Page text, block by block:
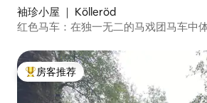
袖珍小屋 ｜ Kölleröd
红色马车：在独一无二的马戏团马车中
热门「房客推荐」
房客推荐